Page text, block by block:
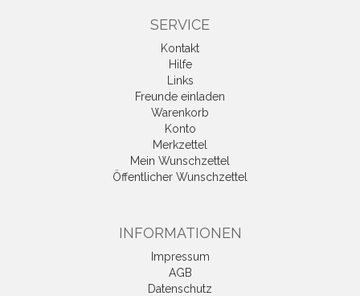
SERVICE
Kontakt
Hilfe
Links
Freunde einladen
Warenkorb
Konto
Merkzettel
Mein Wunschzettel
Öffentlicher Wunschzettel
INFORMATIONEN
Impressum
AGB
Datenschutz